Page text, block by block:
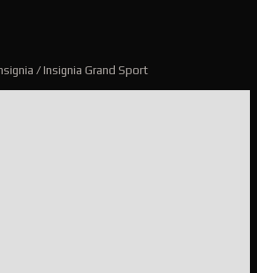
/ Insignia Grand Sport